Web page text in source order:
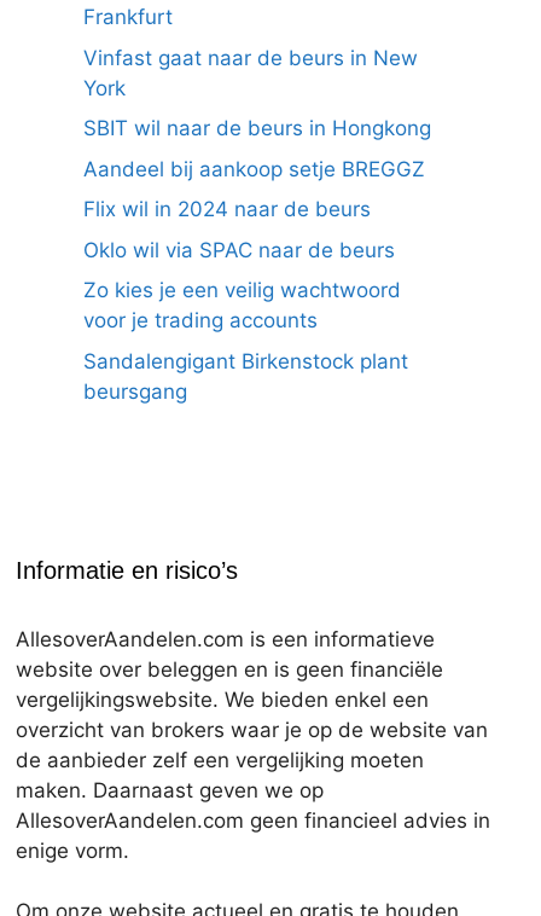
Frankfurt
Vinfast gaat naar de beurs in New
York
SBIT wil naar de beurs in Hongkong
Aandeel bij aankoop setje BREGGZ
Flix wil in 2024 naar de beurs
Oklo wil via SPAC naar de beurs
Zo kies je een veilig wachtwoord
voor je trading accounts
Sandalengigant Birkenstock plant
beursgang
Informatie en risico’s
AllesoverAandelen.com is een informatieve
website over beleggen en is geen financiële
vergelijkingswebsite. We bieden enkel een
overzicht van brokers waar je op de website van
de aanbieder zelf een vergelijking moeten
maken. Daarnaast geven we op
AllesoverAandelen.com geen financieel advies in
enige vorm.
Om onze website actueel en gratis te houden